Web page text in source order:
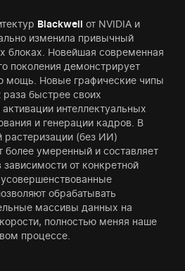
Blackwell от NVIDIA и
изменила привычный
блоках. Новейшая современная
поколения демонстрирует
мощь. Новые графические чипы
быстрее своих
интеллектуальных
и генерации кадров. В
растеризации (без ИИ)
более умеренный и составляет
от конкретной
обрабатывать
массивы данных на
полностью меняя наше
процессе.